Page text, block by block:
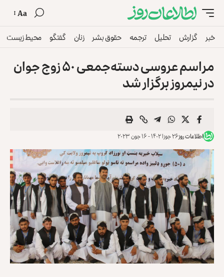
Aa
خبر گزارش تحلیل ترجمه حقوق بشر زنان گفتگو محیط زیست
مراسم عروسی دسته‌جمعی ۵۰ زوج جوان
در نیمروز برگزار شد
اطلاعات روز۲۶ جوزا ۱۴۰۲ - ۱۶ جون ۲۰۲۳